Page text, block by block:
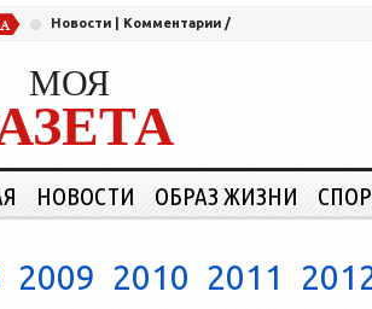
Новости Комментарии /
МОЯ
НОВОСТИ ОБРАЗ ЖИЗНИ
2009 2010 2011